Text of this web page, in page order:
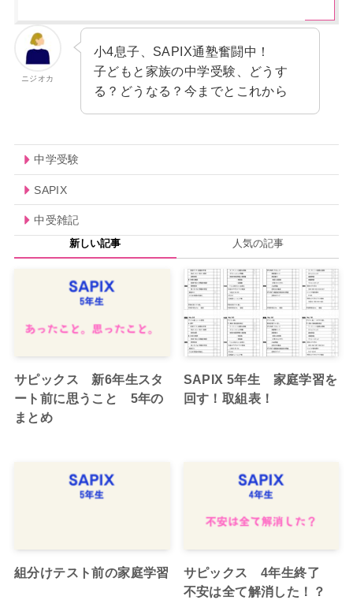
ニジオカ
小4息子、SAPIX通塾奮闘中！
子どもと家族の中学受験、どうす
る？どうなる？今までとこれから
中学受験
SAPIX
中受雑記
新しい記事 人気の記事
サピックス 新6年生スタ
ート前に思うこと 5年の
まとめ
SAPIX 5年生 家庭学習を
回す！取組表！
組分けテスト前の家庭学習
サピックス 4年生終了
不安は全て解消した！？